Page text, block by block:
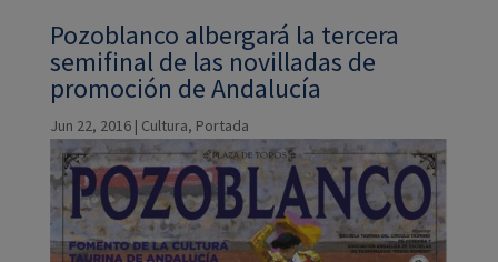
Pozoblanco albergará la tercera
semifinal de las novilladas de
promoción de Andalucía
Jun 22, 2016| Cultura, Portada